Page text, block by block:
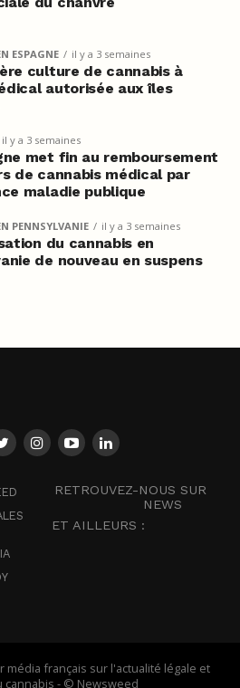
ESPAGNE il y a 3 semaines
culture de cannabis à
autorisée aux îles
il y a 3 semaines
met fin au remboursement
de cannabis médical par
maladie publique
PENNSYLVANIE il y a 3 semaines
du cannabis en
de nouveau en suspens
RETROUVEZ-NOUS SUR
NEWS
ET AILLEURS :
média français sur l'actualité légale et
cannabis - © Newsweed